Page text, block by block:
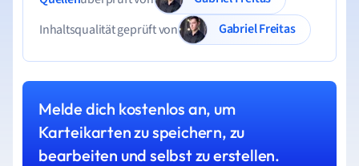
Inhaltsqualität geprüft von
Gabriel Freitas
Melde dich kostenlos an, um
Karteikarten zu speichern, zu
bearbeiten und selbst zu erstellen.